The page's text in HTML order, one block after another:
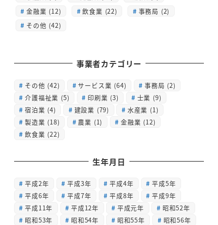
金融業 (12)
飲食業 (22)
事務局 (2)
その他 (42)
事業者カテゴリー
その他 (42) サービス業 (64) 事務局 (2)
介護福祉業 (5) 印刷業 (3) 士業 (9)
宿泊業 (4) 建設業 (79) 水産業 (1)
製造業 (18) 農業 (1) 金融業 (12)
飲食業 (22)
生年月日
平成2年 平成3年 平成4年
平成5年
平成6年
平成7年 平成8年
平成9年
平成11年
平成12年 平成元年
昭和52年
昭和53年
昭和54年 昭和55年
昭和56年